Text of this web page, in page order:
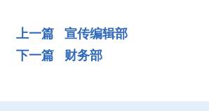
上一篇 宣传编辑部
下一篇 财务部